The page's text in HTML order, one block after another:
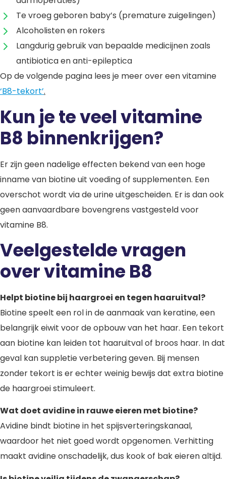
Te vroeg geboren baby’s (premature zuigelingen)
Alcoholisten en rokers
Langdurig gebruik van bepaalde medicijnen zoals
antibiotica en anti-epileptica
Op de volgende pagina lees je meer over een vitamine
‘B8-tekort’.
Kun je te veel vitamine
B8 binnenkrijgen?
Er zijn geen nadelige effecten bekend van een hoge
inname van biotine uit voeding of supplementen. Een
overschot wordt via de urine uitgescheiden. Er is dan ook
geen aanvaardbare bovengrens vastgesteld voor
vitamine B8.
Veelgestelde vragen
over vitamine B8
Helpt biotine bij haargroei en tegen haaruitval?
Biotine speelt een rol in de aanmaak van keratine, een
belangrijk eiwit voor de opbouw van het haar. Een tekort
aan biotine kan leiden tot haaruitval of broos haar. In dat
geval kan suppletie verbetering geven. Bij mensen
zonder tekort is er echter weinig bewijs dat extra biotine
de haargroei stimuleert.
Wat doet avidine in rauwe eieren met biotine?
Avidine bindt biotine in het spijsverteringskanaal,
waardoor het niet goed wordt opgenomen. Verhitting
maakt avidine onschadelijk, dus kook of bak eieren altijd.